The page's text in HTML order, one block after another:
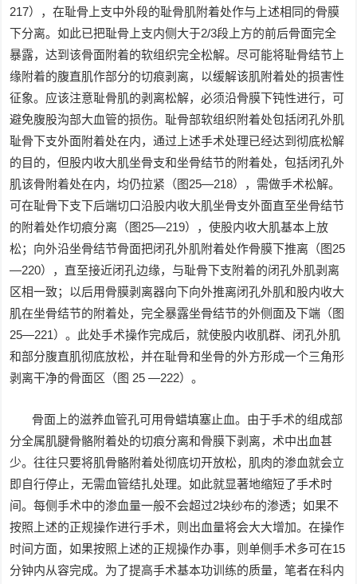
217），在耻骨上支中外段的耻骨肌附着处作与上述相同的骨膜
下分离。如此已把耻骨上支内侧大于2/3段上方的前后骨面完全
暴露，达到该骨面附着的软组织完全松解。尽可能将耻骨结节上
缘附着的腹直肌作部分的切痕剥离，以缓解该肌附着处的损害性
征象。应该注意耻骨肌的剥离松解，必须沿骨膜下钝性进行，可
避免腹股沟部大血管的损伤。耻骨部软组织附着处包括闭孔外肌
耻骨下支外面附着处在内，通过上述手术处理已经达到彻底松解
的目的，但股内收大肌坐骨支和坐骨结节的附着处，包括闭孔外
肌该骨附着处在内，均仍拉紧（图25—218），需做手术松解。
可在耻骨下支下后端切口沿股内收大肌坐骨支外面直至坐骨结节
的附着处作切痕分离（图25—219），使股内收大肌基本上放
松；向外沿坐骨结节骨面把闭孔外肌附着处作骨膜下推离（图25
—220），直至接近闭孔边缘，与耻骨下支附着的闭孔外肌剥离
区相一致；以后用骨膜剥离器向下向外推离闭孔外肌和股内收大
肌在坐骨结节的附着处，完全暴露坐骨结节的外侧面及下端（图
25—221）。此处手术操作完成后，就使股内收肌群、闭孔外肌
和部分腹直肌彻底放松，并在耻骨和坐骨的外方形成一个三角形
剥离干净的骨面区（图 25 —222）。
骨面上的滋养血管孔可用骨蜡填塞止血。由于手术的组成部
分全属肌腱骨骼附着处的切痕分离和骨膜下剥离，术中出血甚
少。往往只要将肌骨骼附着处彻底切开放松，肌肉的渗血就会立
即自行停止，无需血管结扎处理。如此就显著地缩短了手术时
间。每侧手术中的渗血量一般不会超过2块纱布的渗透；如果不
按照上述的正规操作进行手术，则出血量将会大大增加。在操作
时间方面，如果按照上述的正规操作办事，则单侧手术多可在15
分钟内从容完成。为了提高手术基本功训练的质量，笔者在科内